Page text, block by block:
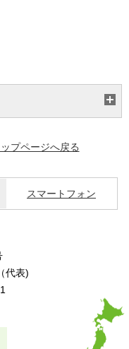
ップページへ戻る
スマートフォン
代表)